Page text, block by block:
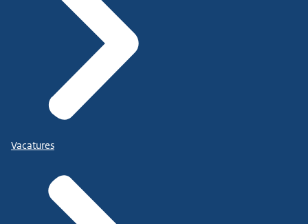
Vacatures